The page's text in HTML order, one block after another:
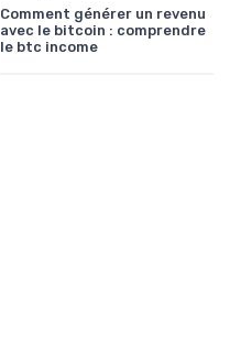
Comment générer un revenu
avec le bitcoin : comprendre
le btc income